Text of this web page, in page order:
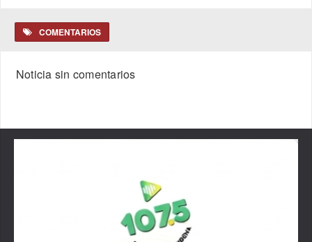
COMENTARIOS
Noticia sin comentarios